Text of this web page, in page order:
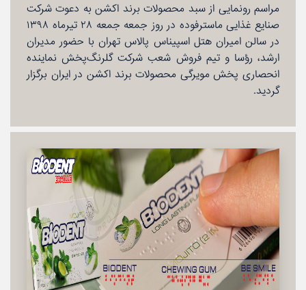
مراسم رونمایی از سبد محصولات برند اكشن به دعوت شركت
صنایع غذایی ماسترفوده در روز جمعه جمعه ۲۸ تیرماه ۱۳۹۸
در سالن امیران هتل اسپیناس پالاس تهران با حضور مدیران
ارشد، رؤسا و تیم فروش شعب شركت گلرنگ‌پخش نماینده
انحصاری پخش مویرگی محصولات برند اكشن در ایران برگزار
گردید.